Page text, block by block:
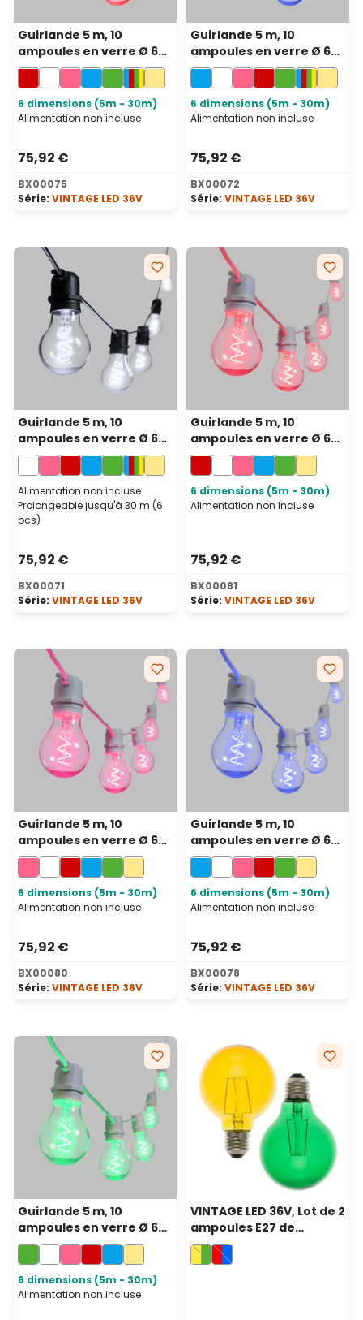
Guirlande 5 m, 10
ampoules en verre Ø 60
mm, led rouge en
spirale, prolongeable
6 dimensions (5m - 30m)
Alimentation non incluse
75,92 €
BX00075
Série: VINTAGE LED 36V
Guirlande 5 m, 10
ampoules en verre Ø 60
mm, led bleu en spirale,
prolongeable
6 dimensions (5m - 30m)
Alimentation non incluse
75,92 €
BX00072
Série: VINTAGE LED 36V
Guirlande 5 m, 10
ampoules en verre Ø 60
mm, led blanc froid en
spirale, prolongeable
Alimentation non incluse
Prolongeable jusqu'à 30 m (6
pcs)
75,92 €
BX00071
Série: VINTAGE LED 36V
Guirlande 5 m, 10
ampoules en verre Ø 60
mm, led rouge en
spirale, prolongeable
6 dimensions (5m - 30m)
Alimentation non incluse
75,92 €
BX00081
Série: VINTAGE LED 36V
Guirlande 5 m, 10
ampoules en verre Ø 60
mm, led rose en spirale,
prolongeable
6 dimensions (5m - 30m)
Alimentation non incluse
75,92 €
BX00080
Série: VINTAGE LED 36V
Guirlande 5 m, 10
ampoules en verre Ø 60
mm, led bleu froid en
spirale, prolongeable
6 dimensions (5m - 30m)
Alimentation non incluse
75,92 €
BX00078
Série: VINTAGE LED 36V
Guirlande 5 m, 10
ampoules en verre Ø 60
mm, led vert en spirale,
prolongeable
6 dimensions (5m - 30m)
Alimentation non incluse
VINTAGE LED 36V, Lot de 2
ampoules E27 de
remplacement 36 volt, Ø
80 mm, led jaune et vert